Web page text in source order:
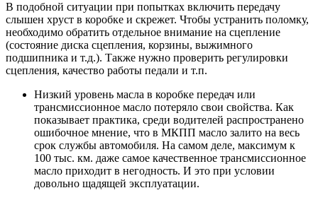
В подобной ситуации при попытках включить передачу
слышен хруст в коробке и скрежет. Чтобы устранить поломку,
необходимо обратить отдельное внимание на сцепление
(состояние диска сцепления, корзины, выжимного
подшипника и т.д.). Также нужно проверить регулировки
сцепления, качество работы педали и т.п.
Низкий уровень масла в коробке передач или
трансмиссионное масло потеряло свои свойства. Как
показывает практика, среди водителей распространено
ошибочное мнение, что в МКПП масло залито на весь
срок службы автомобиля. На самом деле, максимум к
100 тыс. км. даже самое качественное трансмиссионное
масло приходит в негодность. И это при условии
довольно щадящей эксплуатации.